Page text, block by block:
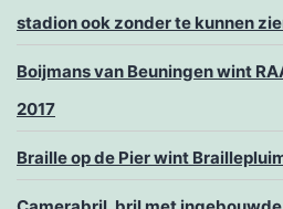
stadion ook zonder te kunnen
Boijmans van Beuningen wint
2017
Braille op de Pier wint